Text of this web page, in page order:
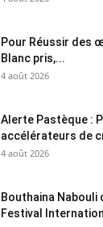
Pour Réussir des
Blanc pris,...
4 août 2026
Alerte Pastèque :
accélérateurs de
4 août 2026
Bouthaina Nabouli
Festival